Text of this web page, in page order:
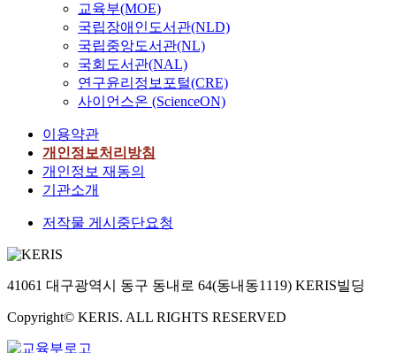
교육부(MOE)
국립장애인도서관(NLD)
국립중앙도서관(NL)
국회도서관(NAL)
연구윤리정보포털(CRE)
사이언스온 (ScienceON)
이용약관
개인정보처리방침
개인정보 재동의
기관소개
저작물 게시중단요청
41061 대구광역시 동구 동내로 64(동내동1119) KERIS빌딩
Copyright© KERIS. ALL RIGHTS RESERVED